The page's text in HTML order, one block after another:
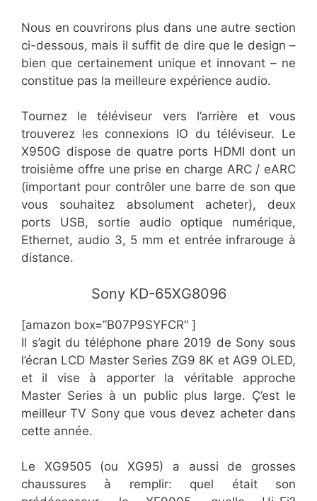
Nous en couvrirons plus dans une autre section
ci-dessous, mais il suffit de dire que le design –
bien que certainement unique et innovant – ne
constitue pas la meilleure expérience audio.
Tournez le téléviseur vers l’arrière et vous
trouverez les connexions IO du téléviseur. Le
X950G dispose de quatre ports HDMI dont un
troisième offre une prise en charge ARC / eARC
(important pour contrôler une barre de son que
vous souhaitez absolument acheter), deux
ports USB, sortie audio optique numérique,
Ethernet, audio 3, 5 mm et entrée infrarouge à
distance.
Sony KD-65XG8096
[amazon box=”B07P9SYFCR” ]
Il s’agit du téléphone phare 2019 de Sony sous
l’écran LCD Master Series ZG9 8K et AG9 OLED,
et il vise à apporter la véritable approche
Master Series à un public plus large. Ç’est le
meilleur TV Sony que vous devez acheter dans
cette année.
Le XG9505 (ou XG95) a aussi de grosses
chaussures à remplir: quel était son